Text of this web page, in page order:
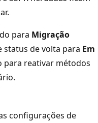
para Migração
status de volta para Em
para reativar métodos
configurações de